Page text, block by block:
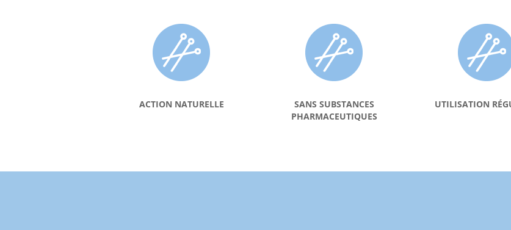
ACTION NATURELLE
SANS SUBSTANCES
PHARMACEUTIQUES
UTILISATION